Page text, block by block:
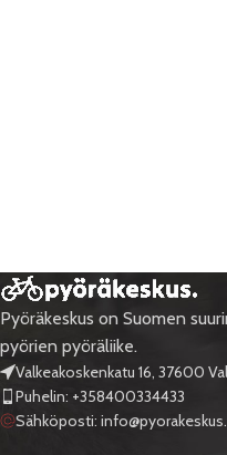
Pyöräkeskus on Suomen
pyörien pyöräliike.
Valkeakoskenkatu 16, 37600
Puhelin: +358400334433
Sähköposti: